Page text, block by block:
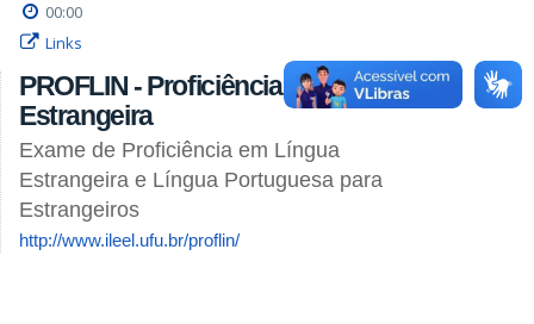
00:00
Links
PROFLIN - Proficiência em Língua
Estrangeira
Exame de Proficiência em Língua
Estrangeira e Língua Portuguesa para
Estrangeiros
http://www.ileel.ufu.br/proflin/